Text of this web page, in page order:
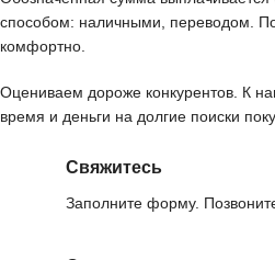
способом: наличными, переводом.
комфортно.
Оцениваем дороже конкурентов. К
время и деньги на долгие поиски
Свяжитесь
Заполните форму.